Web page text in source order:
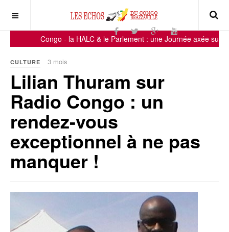
Congo - la HALC & le Parlement : une Journée axée sur
CULTURE 3 mois
Lilian Thuram sur
Radio Congo : un
rendez-vous
exceptionnel à ne pas
manquer !